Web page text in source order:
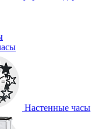
Настенные часы